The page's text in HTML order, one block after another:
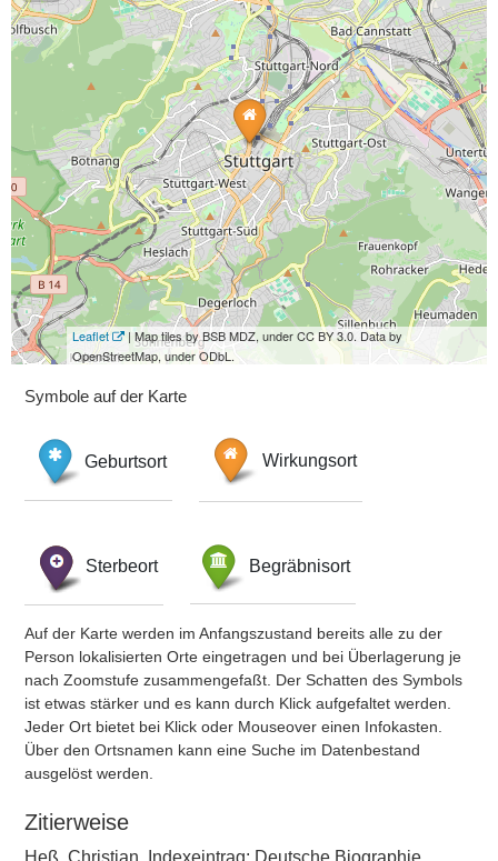
Leaflet
| Map tiles by BSB MDZ, under CC BY 3.0. Data by
OpenStreetMap, under ODbL.
Symbole auf der Karte
Geburtsort Wirkungsort
Sterbeort Begräbnisort
Auf der Karte werden im Anfangszustand bereits alle zu der
Person lokalisierten Orte eingetragen und bei Überlagerung je
nach Zoomstufe zusammengefaßt. Der Schatten des Symbols
ist etwas stärker und es kann durch Klick aufgefaltet werden.
Jeder Ort bietet bei Klick oder Mouseover einen Infokasten.
Über den Ortsnamen kann eine Suche im Datenbestand
ausgelöst werden.
Zitierweise
Heß, Christian, Indexeintrag: Deutsche Biographie,